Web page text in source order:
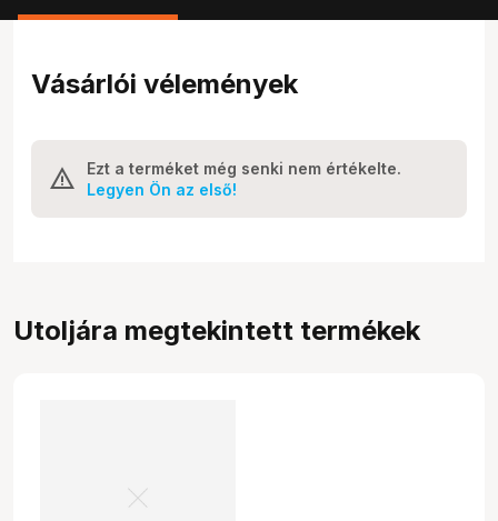
Vásárlói vélemények
Ezt a terméket még senki nem értékelte.
Legyen Ön az első!
Utoljára megtekintett termékek